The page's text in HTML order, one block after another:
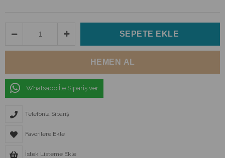
Whatsapp İle Sipariş ver
Telefonla Sipariş
Favorilere Ekle
İstek Listeme Ekle